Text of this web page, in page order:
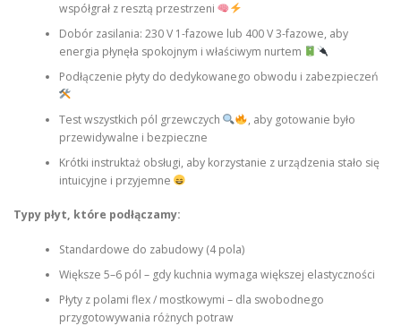
współgrał z resztą przestrzeni
Dobór zasilania: 230 V 1-fazowe lub 400 V 3-fazowe, aby
energia płynęła spokojnym i właściwym nurtem
Podłączenie płyty do dedykowanego obwodu i zabezpieczeń
Test wszystkich pól grzewczych
, aby gotowanie było
przewidywalne i bezpieczne
Krótki instruktaż obsługi, aby korzystanie z urządzenia stało się
intuicyjne i przyjemne
Typy płyt, które podłączamy:
Standardowe do zabudowy (4 pola)
Większe 5–6 pól – gdy kuchnia wymaga większej elastyczności
Płyty z polami flex / mostkowymi – dla swobodnego
przygotowywania różnych potraw